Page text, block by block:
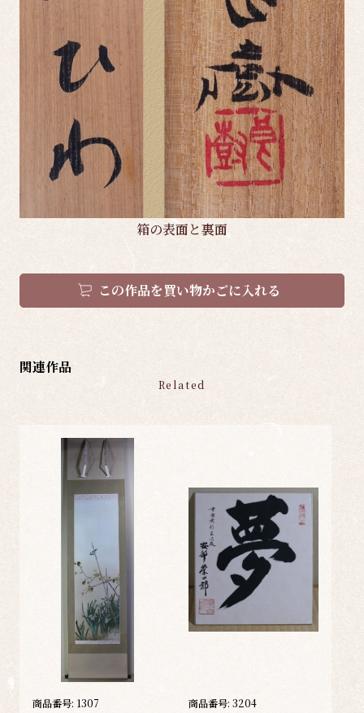
箱の表面と裏面
この作品を買い物かごに入れる
関連作品
Related
商品番号: 1307 商品番号: 3204